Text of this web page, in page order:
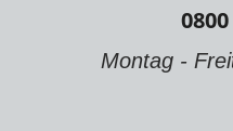
Montag -